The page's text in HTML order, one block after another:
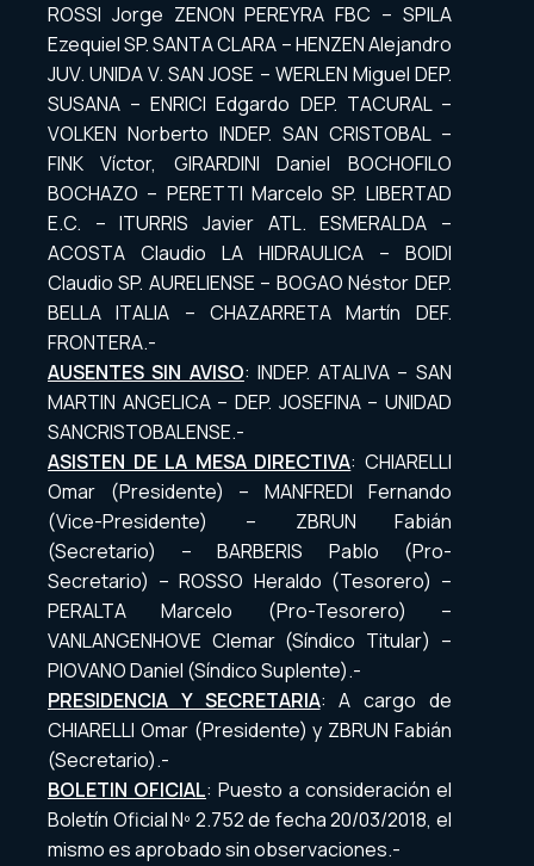
ROSSI Jorge ZENON PEREYRA FBC – SPILA
Ezequiel SP. SANTA CLARA – HENZEN Alejandro
JUV. UNIDA V. SAN JOSE – WERLEN Miguel DEP.
SUSANA – ENRICI Edgardo DEP. TACURAL –
VOLKEN Norberto INDEP. SAN CRISTOBAL –
FINK Víctor, GIRARDINI Daniel BOCHOFILO
BOCHAZO – PERETTI Marcelo SP. LIBERTAD
E.C. – ITURRIS Javier ATL. ESMERALDA –
ACOSTA Claudio LA HIDRAULICA – BOIDI
Claudio SP. AURELIENSE – BOGAO Néstor DEP.
BELLA ITALIA – CHAZARRETA Martín DEF.
FRONTERA.-
AUSENTES SIN AVISO: INDEP. ATALIVA – SAN
MARTIN ANGELICA – DEP. JOSEFINA – UNIDAD
SANCRISTOBALENSE.-
ASISTEN DE LA MESA DIRECTIVA: CHIARELLI
Omar (Presidente) – MANFREDI Fernando
(Vice-Presidente) – ZBRUN Fabián
(Secretario) – BARBERIS Pablo (Pro-
Secretario) – ROSSO Heraldo (Tesorero) –
PERALTA Marcelo (Pro-Tesorero) –
VANLANGENHOVE Clemar (Síndico Titular) –
PIOVANO Daniel (Síndico Suplente).-
PRESIDENCIA Y SECRETARIA: A cargo de
CHIARELLI Omar (Presidente) y ZBRUN Fabián
(Secretario).-
BOLETIN OFICIAL: Puesto a consideración el
Boletín Oficial Nº 2.752 de fecha 20/03/2018, el
mismo es aprobado sin observaciones.-